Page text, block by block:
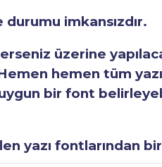
imkansızdır.
üzerine
hemen tüm
bir font
yazı fontlarından